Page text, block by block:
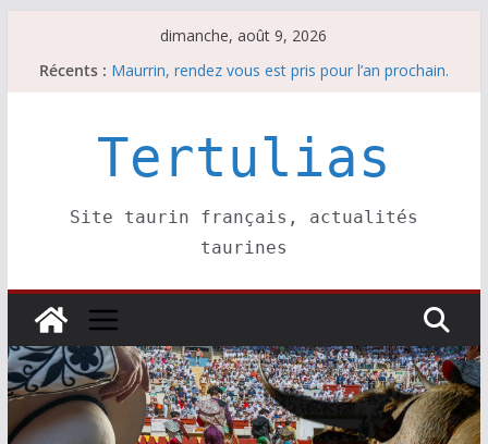
dimanche, août 9, 2026
Récents : Les brèves du samedi 8 août
Coup de foudre à Soustons
Parentis, La Golosina: une première étape
Tertulias
Site taurin français, actualités
taurines